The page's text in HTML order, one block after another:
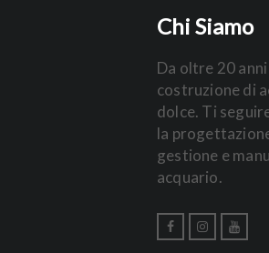
Chi Siamo
Da oltre 20
costruzione di
dolce. Ti
la
gestione e
acquario.